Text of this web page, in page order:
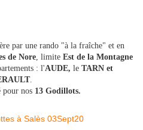
par une rando "à la fraîche" et en
de Nore, limite Est de la Montagne
: l'AUDE, le TARN et
.
pour nos 13 Godillots.